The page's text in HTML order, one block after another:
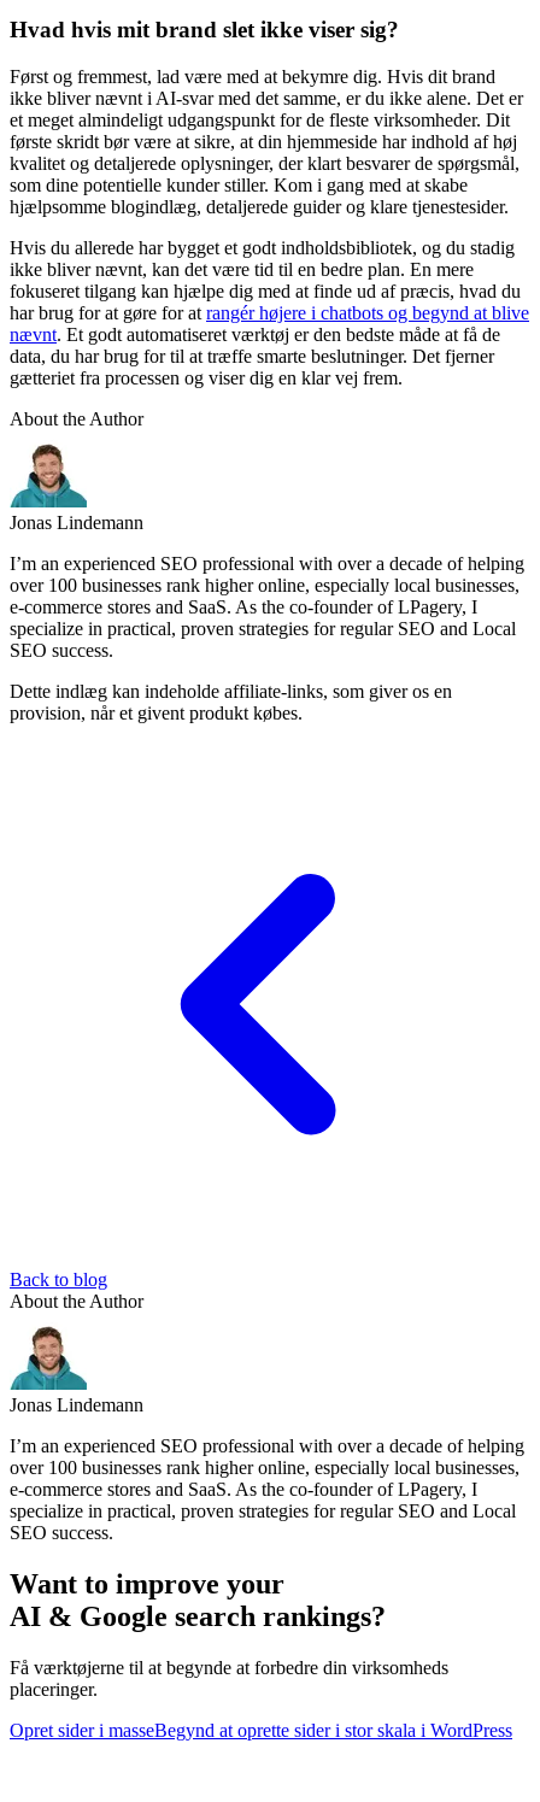
Hvad hvis mit brand slet ikke viser sig?
Først og fremmest, lad være med at bekymre dig. Hvis dit brand
ikke bliver nævnt i AI-svar med det samme, er du ikke alene. Det er
et meget almindeligt udgangspunkt for de fleste virksomheder. Dit
første skridt bør være at sikre, at din hjemmeside har indhold af høj
kvalitet og detaljerede oplysninger, der klart besvarer de spørgsmål,
som dine potentielle kunder stiller. Kom i gang med at skabe
hjælpsomme blogindlæg, detaljerede guider og klare tjenestesider.
Hvis du allerede har bygget et godt indholdsbibliotek, og du stadig
ikke bliver nævnt, kan det være tid til en bedre plan. En mere
fokuseret tilgang kan hjælpe dig med at finde ud af præcis, hvad du
har brug for at gøre for at rangér højere i chatbots og begynd at blive
nævnt. Et godt automatiseret værktøj er den bedste måde at få de
data, du har brug for til at træffe smarte beslutninger. Det fjerner
gætteriet fra processen og viser dig en klar vej frem.
About the Author
Jonas Lindemann
I’m an experienced SEO professional with over a decade of helping
over 100 businesses rank higher online, especially local businesses,
e-commerce stores and SaaS. As the co-founder of LPagery, I
specialize in practical, proven strategies for regular SEO and Local
SEO success.
Dette indlæg kan indeholde affiliate-links, som giver os en
provision, når et givent produkt købes.
Back to blog
About the Author
Jonas Lindemann
I’m an experienced SEO professional with over a decade of helping
over 100 businesses rank higher online, especially local businesses,
e-commerce stores and SaaS. As the co-founder of LPagery, I
specialize in practical, proven strategies for regular SEO and Local
SEO success.
Want to improve your
AI & Google search rankings?
Få værktøjerne til at begynde at forbedre din virksomheds
placeringer.
Opret sider i masseBegynd at oprette sider i stor skala i WordPress